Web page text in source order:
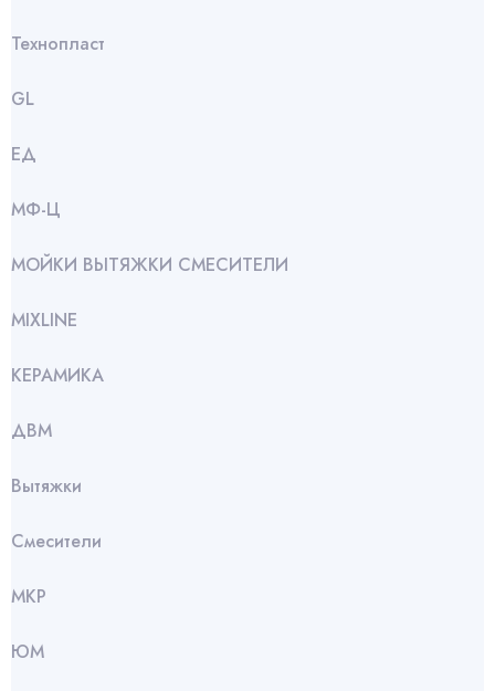
Технопласт
GL
ЕД
МФ-Ц
МОЙКИ ВЫТЯЖКИ СМЕСИТЕЛИ
МIXLINE
КЕРАМИКА
ДВМ
Вытяжки
Смесители
МКР
ЮМ